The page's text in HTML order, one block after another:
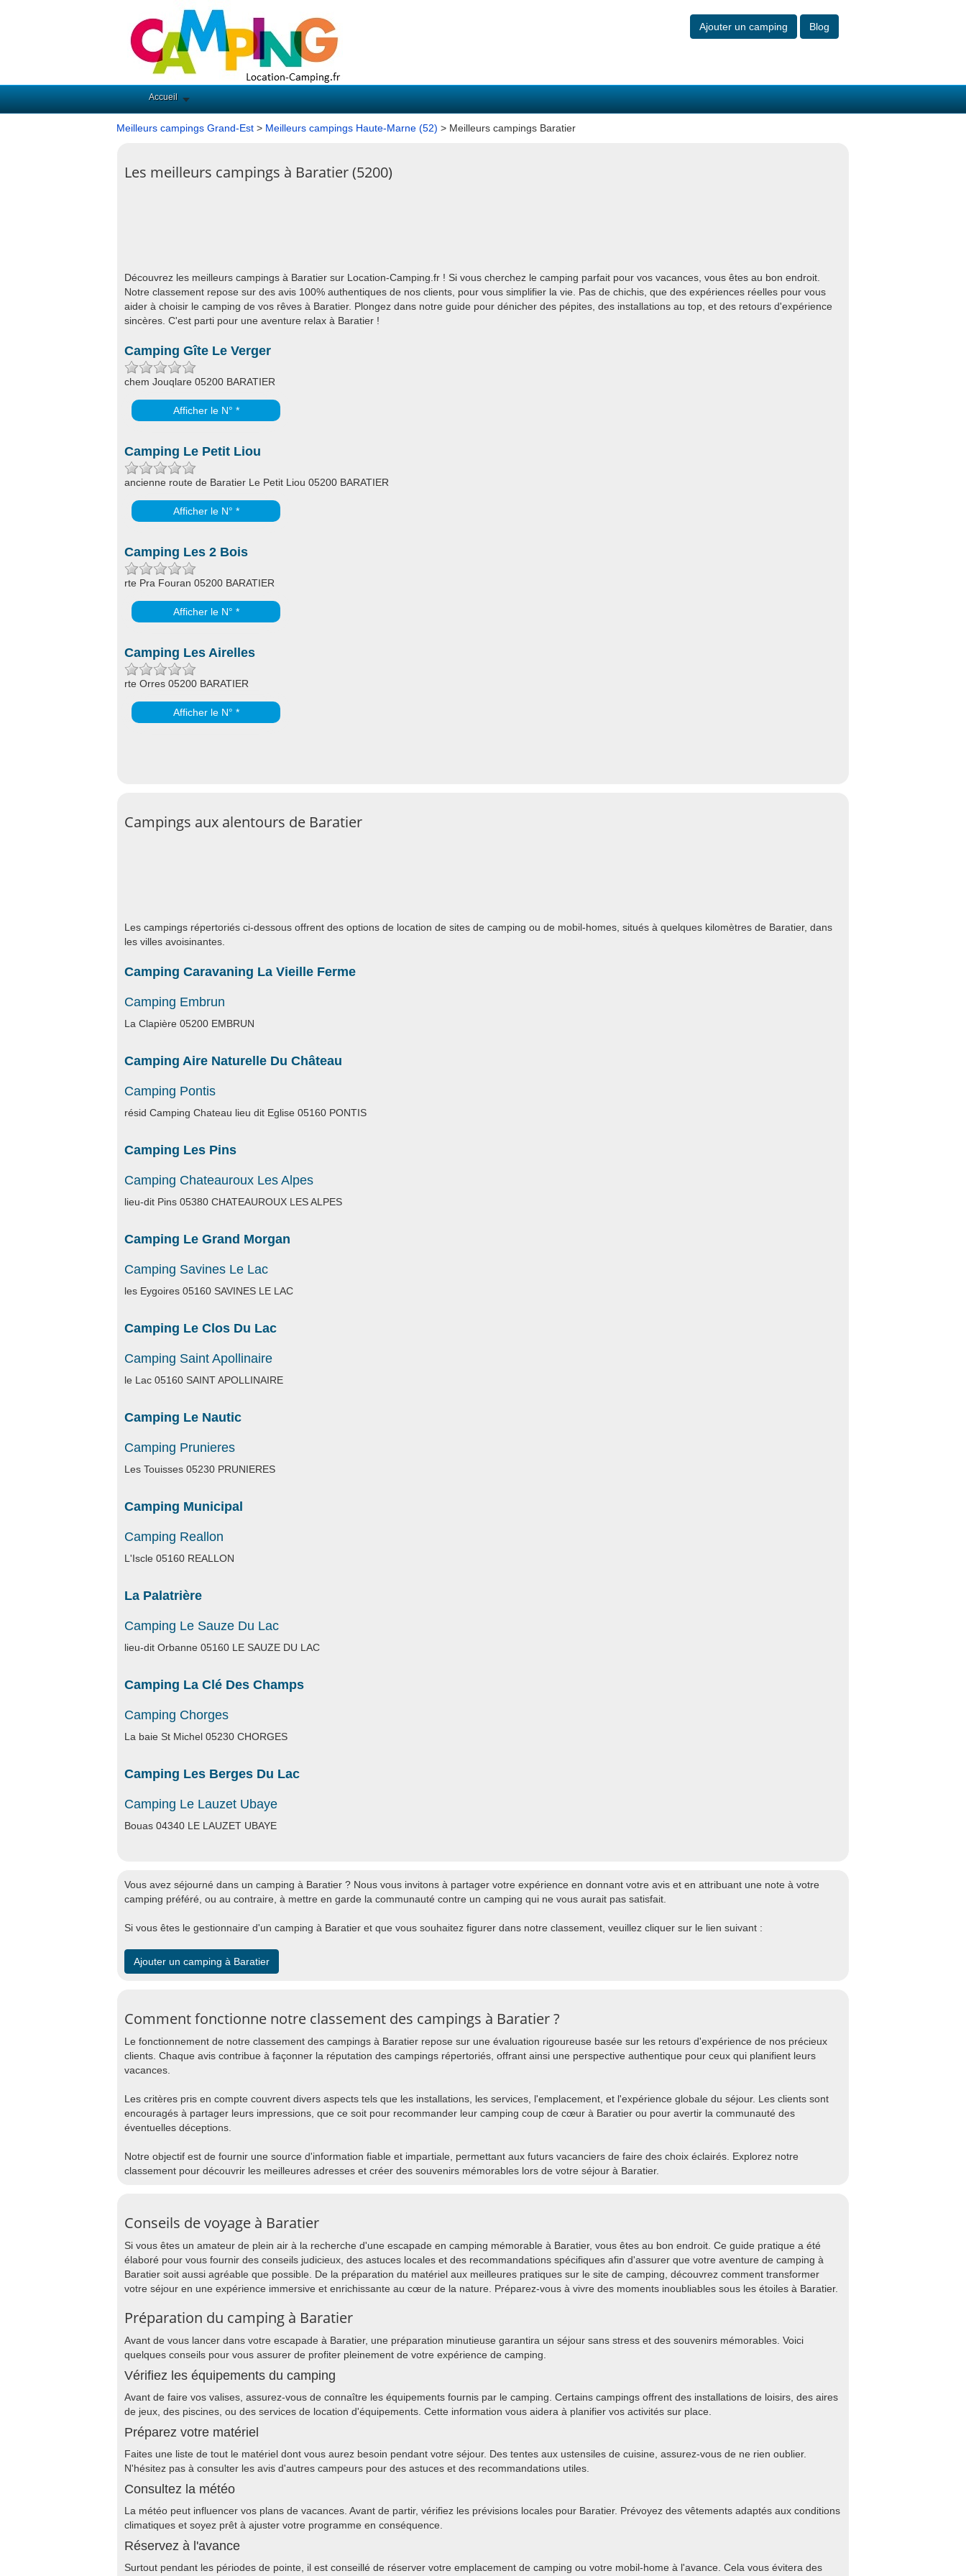
Ajouter un camping Blog
Accueil
Meilleurs campings Grand-Est > Meilleurs campings Haute-Marne (52) > Meilleurs campings Baratier
Les meilleurs campings à Baratier (5200)
Découvrez les meilleurs campings à Baratier sur Location-Camping.fr ! Si vous cherchez le camping parfait pour vos vacances, vous êtes au bon endroit.
Notre classement repose sur des avis 100% authentiques de nos clients, pour vous simplifier la vie. Pas de chichis, que des expériences réelles pour vous
aider à choisir le camping de vos rêves à Baratier. Plongez dans notre guide pour dénicher des pépites, des installations au top, et des retours d'expérience
sincères. C'est parti pour une aventure relax à Baratier !
Camping Gîte Le Verger
chem Jouqlare 05200 BARATIER
Afficher le N° *
Camping Le Petit Liou
ancienne route de Baratier Le Petit Liou 05200 BARATIER
Afficher le N° *
Camping Les 2 Bois
rte Pra Fouran 05200 BARATIER
Afficher le N° *
Camping Les Airelles
rte Orres 05200 BARATIER
Afficher le N° *
Campings aux alentours de Baratier
Les campings répertoriés ci-dessous offrent des options de location de sites de camping ou de mobil-homes, situés à quelques kilomètres de Baratier, dans
les villes avoisinantes.
Camping Caravaning La Vieille Ferme
Camping Embrun
La Clapière 05200 EMBRUN
Camping Aire Naturelle Du Château
Camping Pontis
résid Camping Chateau lieu dit Eglise 05160 PONTIS
Camping Les Pins
Camping Chateauroux Les Alpes
lieu-dit Pins 05380 CHATEAUROUX LES ALPES
Camping Le Grand Morgan
Camping Savines Le Lac
les Eygoires 05160 SAVINES LE LAC
Camping Le Clos Du Lac
Camping Saint Apollinaire
le Lac 05160 SAINT APOLLINAIRE
Camping Le Nautic
Camping Prunieres
Les Touisses 05230 PRUNIERES
Camping Municipal
Camping Reallon
L'Iscle 05160 REALLON
La Palatrière
Camping Le Sauze Du Lac
lieu-dit Orbanne 05160 LE SAUZE DU LAC
Camping La Clé Des Champs
Camping Chorges
La baie St Michel 05230 CHORGES
Camping Les Berges Du Lac
Camping Le Lauzet Ubaye
Bouas 04340 LE LAUZET UBAYE
Vous avez séjourné dans un camping à Baratier ? Nous vous invitons à partager votre expérience en donnant votre avis et en attribuant une note à votre
camping préféré, ou au contraire, à mettre en garde la communauté contre un camping qui ne vous aurait pas satisfait.
Si vous êtes le gestionnaire d'un camping à Baratier et que vous souhaitez figurer dans notre classement, veuillez cliquer sur le lien suivant :
Ajouter un camping à Baratier
Comment fonctionne notre classement des campings à Baratier ?
Le fonctionnement de notre classement des campings à Baratier repose sur une évaluation rigoureuse basée sur les retours d'expérience de nos précieux
clients. Chaque avis contribue à façonner la réputation des campings répertoriés, offrant ainsi une perspective authentique pour ceux qui planifient leurs
vacances.
Les critères pris en compte couvrent divers aspects tels que les installations, les services, l'emplacement, et l'expérience globale du séjour. Les clients sont
encouragés à partager leurs impressions, que ce soit pour recommander leur camping coup de cœur à Baratier ou pour avertir la communauté des
éventuelles déceptions.
Notre objectif est de fournir une source d'information fiable et impartiale, permettant aux futurs vacanciers de faire des choix éclairés. Explorez notre
classement pour découvrir les meilleures adresses et créer des souvenirs mémorables lors de votre séjour à Baratier.
Conseils de voyage à Baratier
Si vous êtes un amateur de plein air à la recherche d'une escapade en camping mémorable à Baratier, vous êtes au bon endroit. Ce guide pratique a été
élaboré pour vous fournir des conseils judicieux, des astuces locales et des recommandations spécifiques afin d'assurer que votre aventure de camping à
Baratier soit aussi agréable que possible. De la préparation du matériel aux meilleures pratiques sur le site de camping, découvrez comment transformer
votre séjour en une expérience immersive et enrichissante au cœur de la nature. Préparez-vous à vivre des moments inoubliables sous les étoiles à Baratier.
Préparation du camping à Baratier
Avant de vous lancer dans votre escapade à Baratier, une préparation minutieuse garantira un séjour sans stress et des souvenirs mémorables. Voici
quelques conseils pour vous assurer de profiter pleinement de votre expérience de camping.
Vérifiez les équipements du camping
Avant de faire vos valises, assurez-vous de connaître les équipements fournis par le camping. Certains campings offrent des installations de loisirs, des aires
de jeux, des piscines, ou des services de location d'équipements. Cette information vous aidera à planifier vos activités sur place.
Préparez votre matériel
Faites une liste de tout le matériel dont vous aurez besoin pendant votre séjour. Des tentes aux ustensiles de cuisine, assurez-vous de ne rien oublier.
N'hésitez pas à consulter les avis d'autres campeurs pour des astuces et des recommandations utiles.
Consultez la météo
La météo peut influencer vos plans de vacances. Avant de partir, vérifiez les prévisions locales pour Baratier. Prévoyez des vêtements adaptés aux conditions
climatiques et soyez prêt à ajuster votre programme en conséquence.
Réservez à l'avance
Surtout pendant les périodes de pointe, il est conseillé de réserver votre emplacement de camping ou votre mobil-home à l'avance. Cela vous évitera des